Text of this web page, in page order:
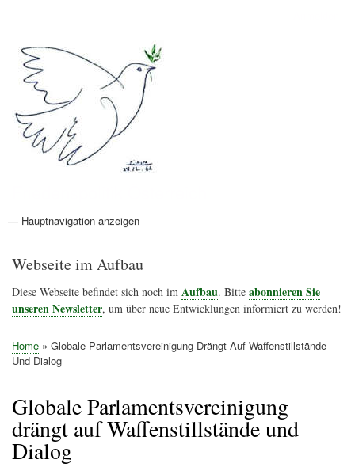
Hauptnavigation
— Hauptnavigation anzeigen
Aktionen
Friedensbewegung
Friedensprojekte
Home
Konflikte
Links
Narichtenlinks
News
Politik
Termine
Texte
Kunst
Friedensexperten
Friedensforschung
Friedensinitiativen
Friedensnachrichten
Webseite im Aufbau
Diese Webseite befindet sich noch im Aufbau. Bitte abonnieren Sie
unseren Newsletter, um über neue Entwicklungen informiert zu werden!
Pfadnavigation
Home
Globale Parlamentsvereinigung Drängt Auf Waffenstillstände
Und Dialog
Globale Parlamentsvereinigung
drängt auf Waffenstillstände und
Dialog